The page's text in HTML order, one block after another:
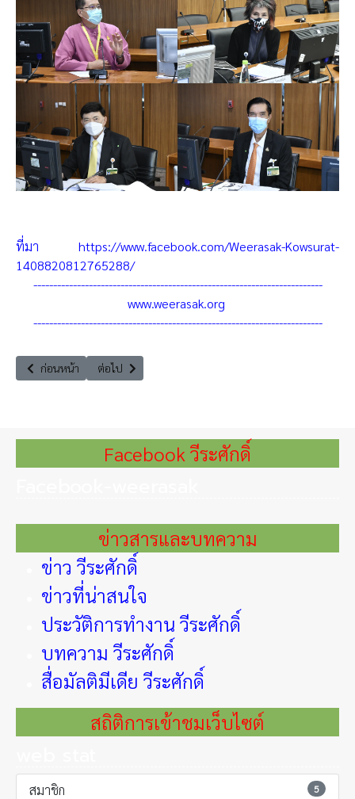
ที่มา https://www.facebook.com/Weerasak-Kowsurat-
1408820812765288/
-------------------------------------------------------------------------
www.weerasak.org
-------------------------------------------------------------------------
เนื้อหาก่อนหน้า: ร่วมอภิปรายสนับสนุนพิธีสารแก้ไขข้อตกลงร่วมระหว่างชา
ก่อนหน้า เนื้อหาถัดไป: ร่วมประชุมคณะกรรมาธิการทรัพยากรธรรมช
ต่อไป
Facebook วีระศักดิ์
ข่าวสารและบทความ
ข่าว วีระศักดิ์
ข่าวที่น่าสนใจ
ประวัติการทำงาน วีระศักดิ์
บทความ วีระศักดิ์
สื่อมัลติมีเดีย วีระศักดิ์
สถิติการเข้าชมเว็บไซต์
สมาชิก 5